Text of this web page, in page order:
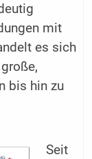
mit
es sich
bis hin zu
Seit